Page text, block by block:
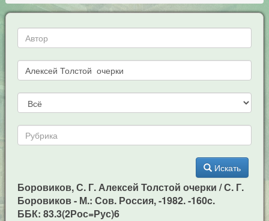
Искать
Боровиков, С. Г. Алексей Толстой очерки / С. Г.
Боровиков - М.: Сов. Россия, -1982. -160c.
ББК: 83.3(2Рос=Рус)6